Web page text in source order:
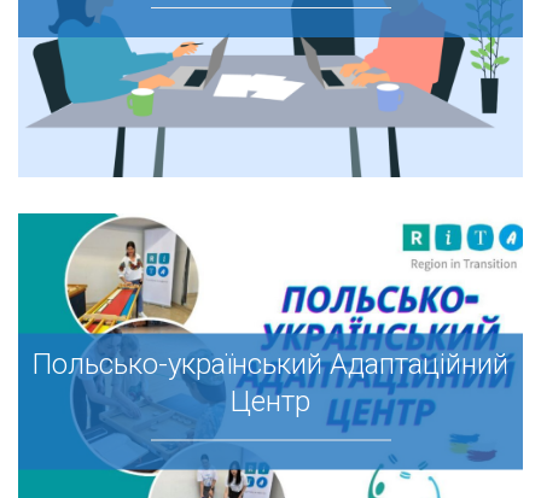
Польсько-український Адаптаційний
Центр
Польсько-український Адаптаційний
Центр